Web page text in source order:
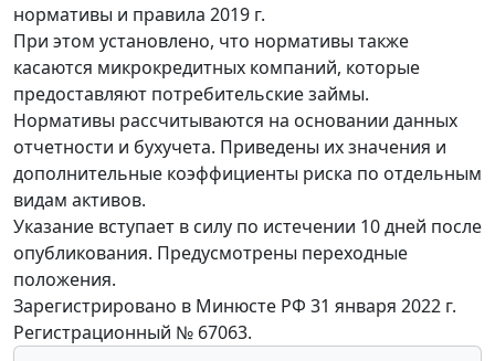
нормативы и правила 2019 г.
При этом установлено, что нормативы также
касаются микрокредитных компаний, которые
предоставляют потребительские займы.
Нормативы рассчитываются на основании данных
отчетности и бухучета. Приведены их значения и
дополнительные коэффициенты риска по отдельным
видам активов.
Указание вступает в силу по истечении 10 дней после
опубликования. Предусмотрены переходные
положения.
Зарегистрировано в Минюсте РФ 31 января 2022 г.
Регистрационный № 67063.